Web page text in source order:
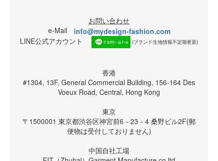
お問い合わせ
e-Mail info@mydesign-fashion.com
LINE公式アカウント
(ブランド生地情報不定期更新)
香港
#1304, 13F, General Commercial Building, 156-164 Des
Voeux Road, Central, Hong Kong
東京
〒1500001 東京都渋谷区神宮前6－23－4 桑野ビル2F(郵
便物は受付しておりません)
中国自社工場